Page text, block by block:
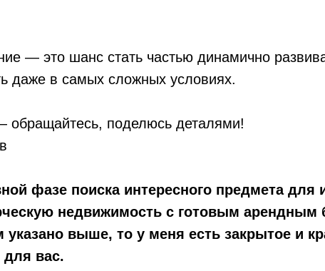
— это шанс стать частью динамично
даже в самых сложных условиях.
обращайтесь, поделюсь деталями!
фазе поиска интересного предмета для
недвижимость с готовым арендным
выше, то у меня есть закрытое и
для вас.